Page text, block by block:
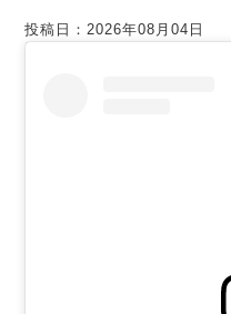
投稿日：2026年08月04日